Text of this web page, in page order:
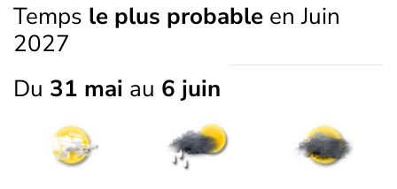
Temps le plus probable en Juin
2027
Du 31 mai au 6 juin